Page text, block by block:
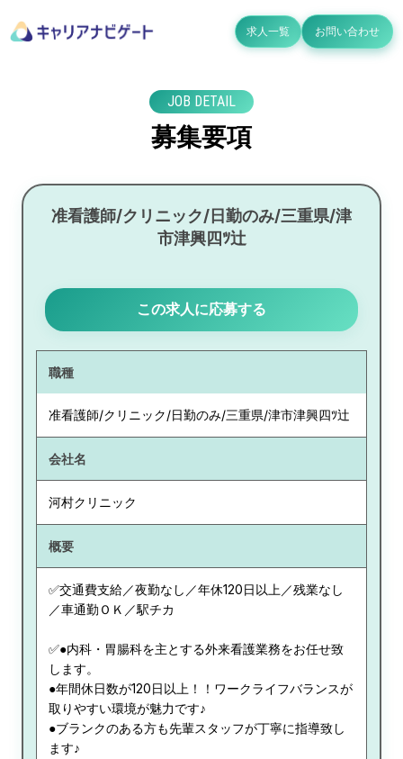
求人一覧 お問い合わせ
JOB DETAIL
募集要項
准看護師/クリニック/日勤のみ/三重県/津
市津興四ﾂ辻
この求人に応募する
職種
准看護師/クリニック/日勤のみ/三重県/津市津興四ﾂ辻
会社名
河村クリニック
概要
✅交通費支給／夜勤なし／年休120日以上／残業なし
／車通勤ＯＫ／駅チカ
✅●内科・胃腸科を主とする外来看護業務をお任せ致
します。
●年間休日数が120日以上！！ワークライフバランスが
取りやすい環境が魅力です♪
●ブランクのある方も先輩スタッフが丁寧に指導致し
ます♪